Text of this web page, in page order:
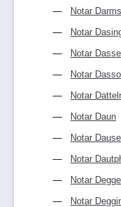
Notar
Notar
Notar Dassel
Notar
Notar
Notar Daun
Notar
Notar
Notar
Notar